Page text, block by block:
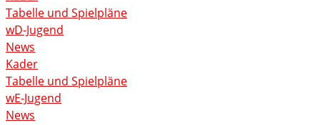
Tabelle und Spielpläne
wD-Jugend
News
Kader
Tabelle und Spielpläne
wE-Jugend
News